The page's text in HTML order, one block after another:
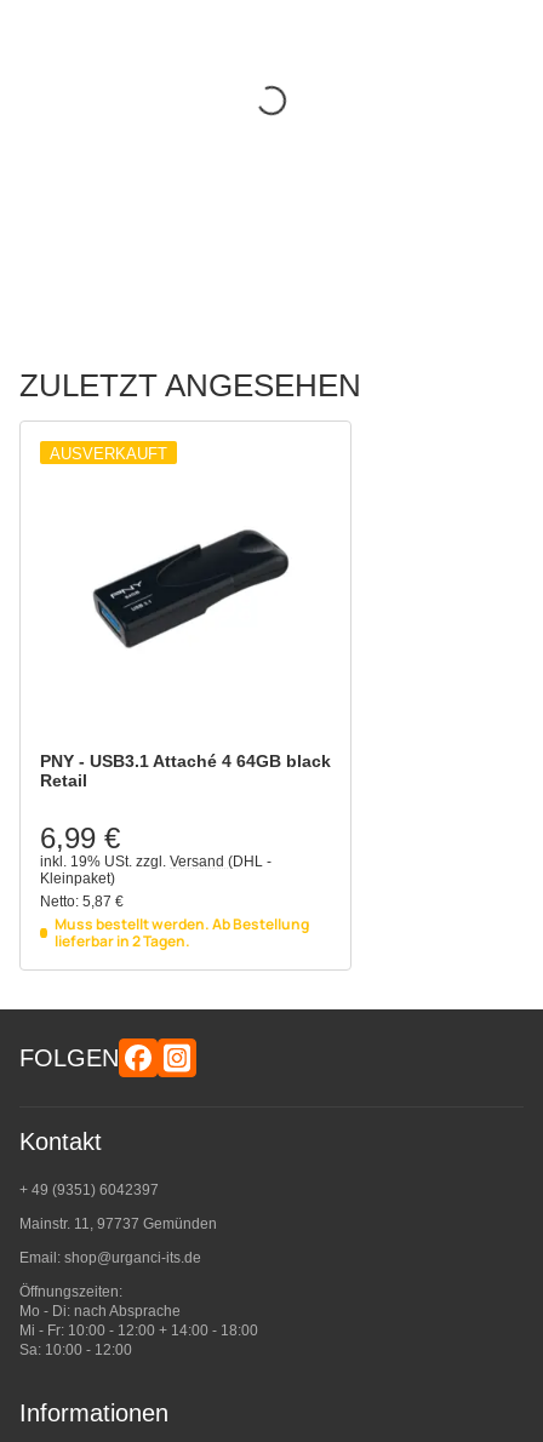
ZULETZT ANGESEHEN
AUSVERKAUFT
PNY - USB3.1 Attaché 4 64GB black
Retail
6,99 €
inkl. 19% USt. zzgl. Versand (DHL -
Kleinpaket)
Netto: 5,87 €
Muss bestellt werden. Ab Bestellung
lieferbar in 2 Tagen.
FOLGEN
Kontakt
+ 49 (9351) 6042397
Mainstr. 11, 97737 Gemünden
Email: shop@urganci-its.de
Öffnungszeiten:
Mo - Di: nach Absprache
Mi - Fr: 10:00 - 12:00 + 14:00 - 18:00
Sa: 10:00 - 12:00
Informationen